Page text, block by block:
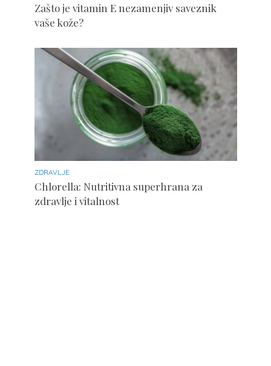
Zašto je vitamin E nezamenjiv saveznik
vaše kože?
ZDRAVLJE
Chlorella: Nutritivna superhrana za
zdravlje i vitalnost